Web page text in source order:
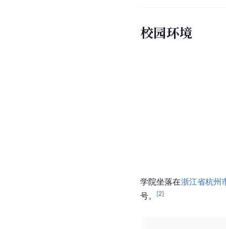
校园环境
学院坐落在浙江省杭州
号。
[2]